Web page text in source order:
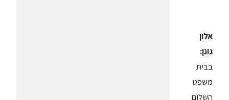
אלון
גונן:
בבית
משפט
השלום